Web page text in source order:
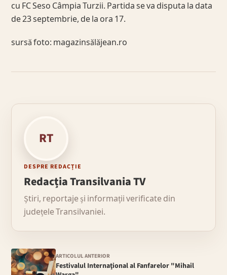
cu FC Seso Câmpia Turzii. Partida se va disputa la data
de 23 septembrie, de la ora 17.
sursă foto: magazinsălăjean.ro
RT
DESPRE REDACȚIE
Redacția Transilvania TV
Știri, reportaje și informații verificate din
județele Transilvaniei.
ARTICOLUL ANTERIOR
Festivalul Internaţional al Fanfarelor "Mihail